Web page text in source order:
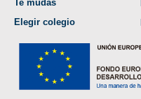
Te mudas
Elegir colegio